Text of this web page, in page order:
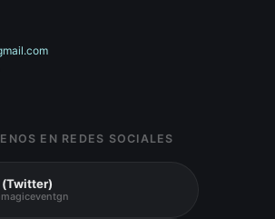
EN REDES SOCIALES
(Twitter)